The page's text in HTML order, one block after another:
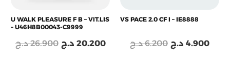
U WALK PLEASURE F B – VIT.LIS
– U46H8B00043-C9999
26.900 د.ج 20.200 د.ج
VS PACE 2.0 CF I – IE8888
6.200 د.ج 4.900 د.ج